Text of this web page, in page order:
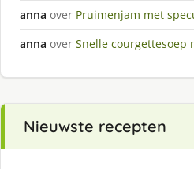
anna over Pruimenjam met
anna over Snelle courgettesoep
Nieuwste recepten